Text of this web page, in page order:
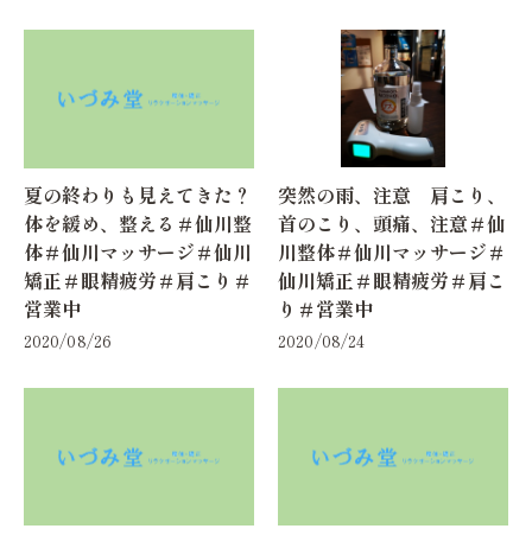
夏の終わりも見えてきた？
体を緩め、整える＃仙川整
体＃仙川マッサージ＃仙川
矯正＃眼精疲労＃肩こり＃
営業中
2020/08/26
突然の雨、注意 肩こり、
首のこり、頭痛、注意＃仙
川整体＃仙川マッサージ＃
仙川矯正＃眼精疲労＃肩こ
り＃営業中
2020/08/24